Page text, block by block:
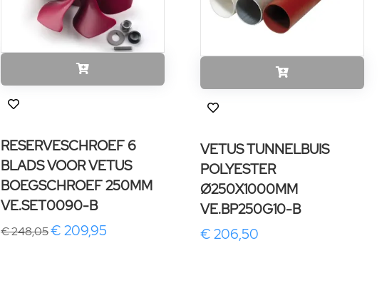
RESERVESCHROEF 6
BLADS VOOR VETUS
BOEGSCHROEF 250MM
VE.SET0090-B
€ 248,05€ 209,95
VETUS TUNNELBUIS
POLYESTER
Ø250X1000MM
VE.BP250G10-B
€ 206,50